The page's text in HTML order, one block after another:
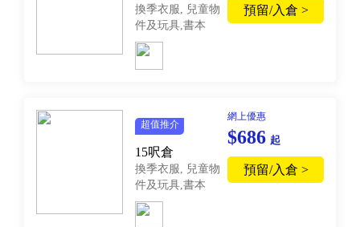
換季衣服, 兒童物
件及玩具,書本
預留/入倉 >
超值推介
15呎倉
換季衣服, 兒童物
件及玩具,書本
網上優惠
$686 起
預留/入倉 >